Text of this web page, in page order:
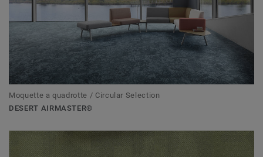
Moquette a quadrotte / Circular Selection
DESERT AIRMASTER®